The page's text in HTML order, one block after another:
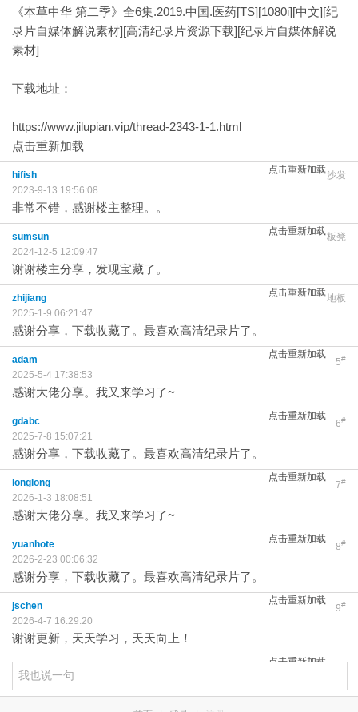
《本草中华 第二季》全6集.2019.中国.医药[TS][1080i][中文][纪
录片自媒体解说素材][高清纪录片资源下载][纪录片自媒体解说
素材]
下载地址：
https://www.jilupian.vip/thread-2343-1-1.html
点击重新加载
点击重新加载沙发
hifish
2023-9-13 19:56:08
非常不错，感谢楼主整理。。
点击重新加载板凳
sumsun
2024-12-5 12:09:47
谢谢楼主分享，发现宝藏了。
点击重新加载地板
zhijiang
2025-1-9 06:21:47
感谢分享，下载收藏了。最喜欢高清纪录片了。
点击重新加载
5#
adam
2025-5-4 17:38:53
感谢大佬分享。我又来学习了~
点击重新加载
6#
gdabc
2025-7-8 15:07:21
感谢分享，下载收藏了。最喜欢高清纪录片了。
点击重新加载
7#
longlong
2026-1-3 18:08:51
感谢大佬分享。我又来学习了~
点击重新加载
8#
yuanhote
2026-2-23 00:06:32
感谢分享，下载收藏了。最喜欢高清纪录片了。
点击重新加载
9#
jschen
2026-4-7 16:29:20
谢谢更新，天天学习，天天向上！
点击重新加载